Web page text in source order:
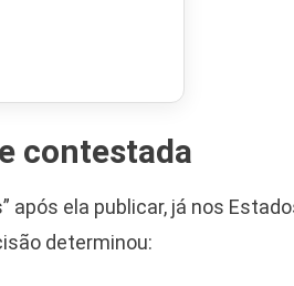
contestada
após ela publicar, já nos
determinou: